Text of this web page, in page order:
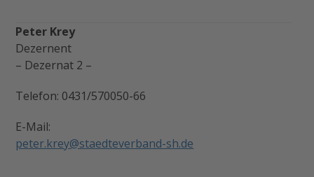
Peter Krey
Dezernent
– Dezernat 2 –
Telefon: 0431/570050-66
E-Mail:
peter.krey@staedteverband-sh.de